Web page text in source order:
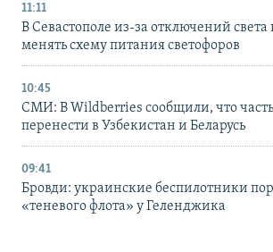
11:11
В Севастополе из-за отключений
менять схему питания светофоров
10:45
СМИ: В Wildberries сообщили, что часть
перенести в Узбекистан и Беларусь
09:41
Бровди: украинские беспилотники
«теневого флота» у Геленджика